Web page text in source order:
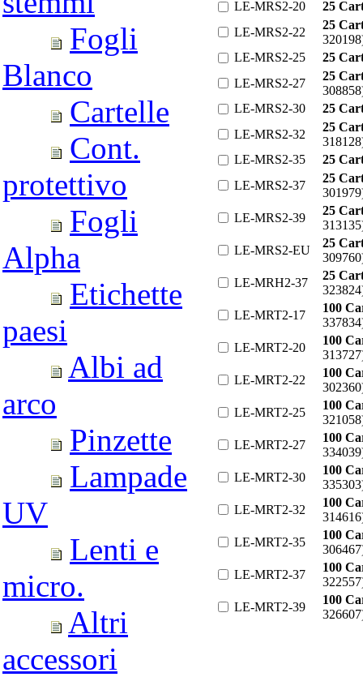
Fogli
Blanco
Cartelle
Cont.
protettivo
Fogli
Alpha
Etichette
paesi
Albi ad
arco
Pinzette
Lampade
UV
Lenti e
micro.
Altri
accessori
LE-MRS2-20
25
LE-MRS2-22
25
LE-MRS2-25
25
LE-MRS2-27
25
LE-MRS2-30
25
LE-MRS2-32
25
LE-MRS2-35
25
LE-MRS2-37
25
LE-MRS2-39
25
LE-MRS2-EU
25
LE-MRH2-37
25
LE-MRT2-17
100
LE-MRT2-20
100
LE-MRT2-22
100
LE-MRT2-25
100
LE-MRT2-27
100
LE-MRT2-30
100
LE-MRT2-32
100
LE-MRT2-35
100
LE-MRT2-37
100
LE-MRT2-39
100